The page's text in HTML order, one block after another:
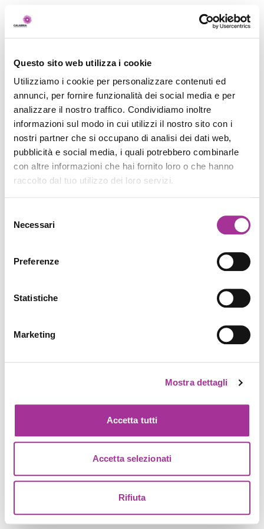
Questo sito web utilizza i cookie
Utilizziamo i cookie per personalizzare contenuti ed
annunci, per fornire funzionalità dei social media e per
analizzare il nostro traffico. Condividiamo inoltre
informazioni sul modo in cui utilizzi il nostro sito con i
nostri partner che si occupano di analisi dei dati web,
pubblicità e social media, i quali potrebbero combinarle
con altre informazioni che hai fornito loro o che hanno
raccolto dal tuo utilizzo dei loro servizi.
delNecessari
Preferenze
Statistiche
Marketing
Mostra dettagli
Accetta tutti
Accetta selezionati
Rifiuta